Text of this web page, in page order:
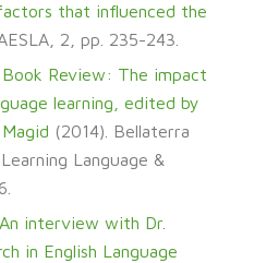
that influenced the
2, pp. 235-243.
Book Review: The impact
learning, edited by
(2014). Bellaterra
Language &
An interview with Dr.
in English Language